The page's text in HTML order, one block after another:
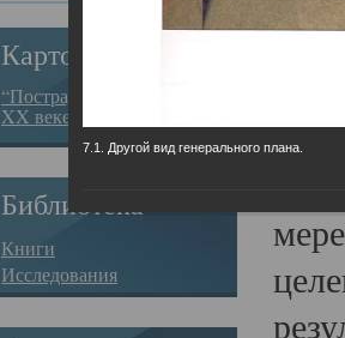
Картотека
“Пострадавшие за веру в
XX веке на Севере”
Библиотека
Книги
Исследования
7.1. Другой вид генерального плана.